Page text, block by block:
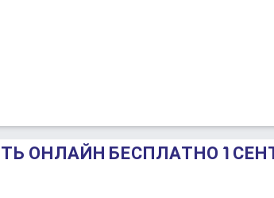
ОНЛАЙН БЕСПЛАТНО 1